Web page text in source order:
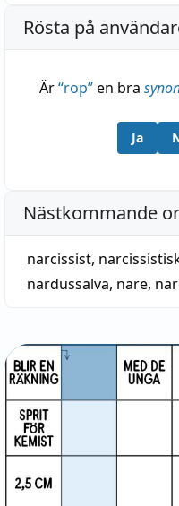
Rösta på
Är“rop”en bra
Ja
Nästkommande
narcissist,
nardussalva, nare,